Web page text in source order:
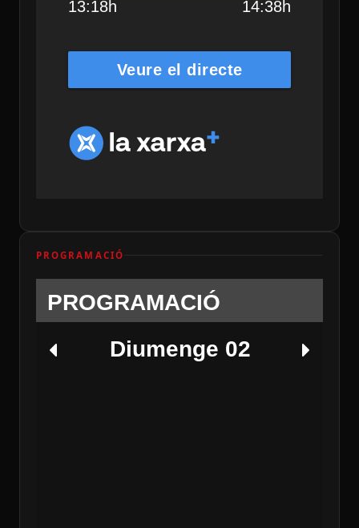
13:18h 14:38h
Veure el directe
PROGRAMACIÓ
PROGRAMACIÓ
Diumenge 02